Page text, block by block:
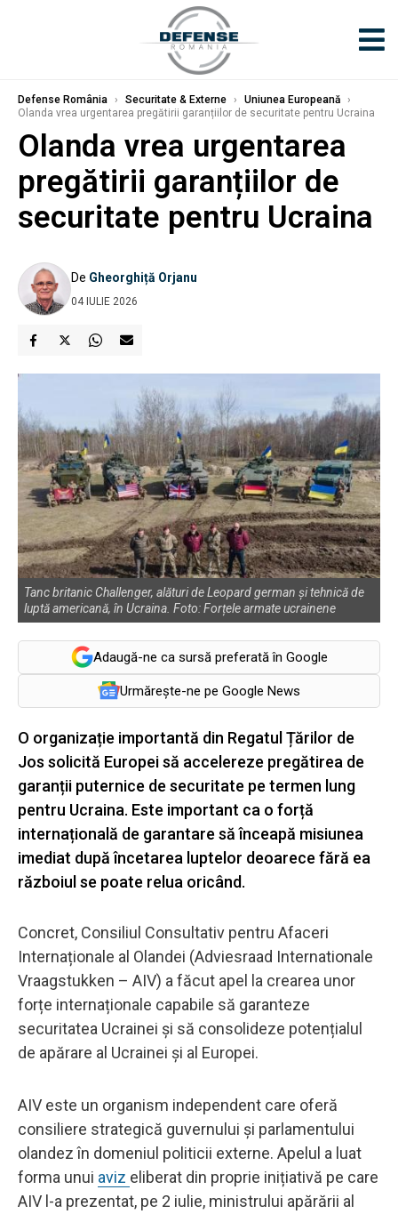
Defense România › Securitate & Externe › Uniunea Europeană ›
Olanda vrea urgentarea pregătirii garanțiilor de securitate pentru Ucraina
Olanda vrea urgentarea
pregătirii garanțiilor de
securitate pentru Ucraina
De Gheorghiță Orjanu
04 IULIE 2026
Tanc britanic Challenger, alături de Leopard german și tehnică de
luptă americană, în Ucraina. Foto: Forțele armate ucrainene
Adaugă-ne ca sursă preferată în Google
Urmărește-ne pe Google News
O organizație importantă din Regatul Țărilor de
Jos solicită Europei să accelereze pregătirea de
garanții puternice de securitate pe termen lung
pentru Ucraina. Este important ca o forță
internațională de garantare să înceapă misiunea
imediat după încetarea luptelor deoarece fără ea
războiul se poate relua oricând.
Concret, Consiliul Consultativ pentru Afaceri
Internaționale al Olandei (Adviesraad Internationale
Vraagstukken – AIV) a făcut apel la crearea unor
forțe internaționale capabile să garanteze
securitatea Ucrainei și să consolideze potențialul
de apărare al Ucrainei și al Europei.
AIV este un organism independent care oferă
consiliere strategică guvernului și parlamentului
olandez în domeniul politicii externe. Apelul a luat
forma unui aviz eliberat din proprie inițiativă pe care
AIV l-a prezentat, pe 2 iulie, ministrului apărării al